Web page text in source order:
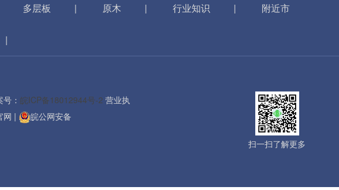
多层板 | 原木 | 行业知识 | 附近市
|
： 皖ICP备18012944号-2 营业执
网 |
皖公网安备
扫一扫了解更多